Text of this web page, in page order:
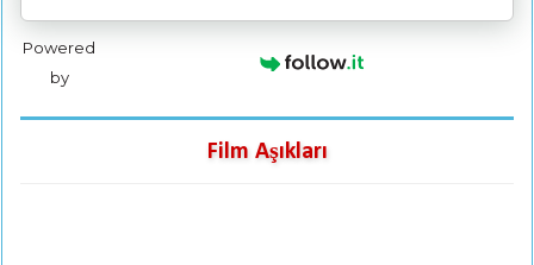
Powered
by
Film Aşıkları